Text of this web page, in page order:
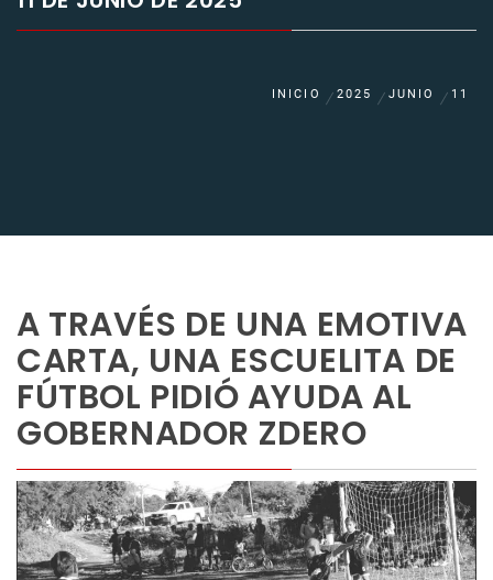
INICIO 2025 JUNIO 11
A TRAVÉS DE UNA EMOTIVA
CARTA, UNA ESCUELITA DE
FÚTBOL PIDIÓ AYUDA AL
GOBERNADOR ZDERO